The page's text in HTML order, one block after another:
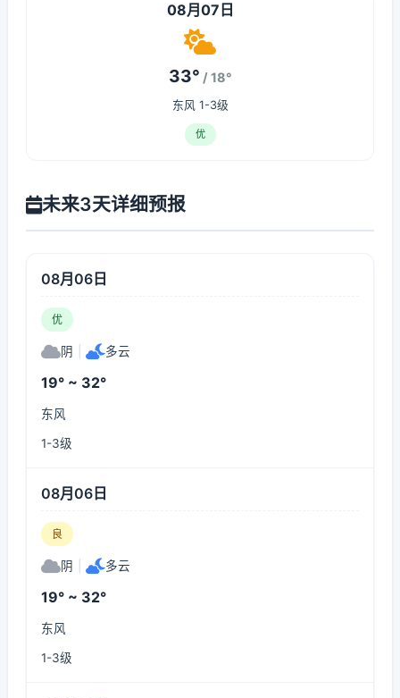
08月07日
33° / 18°
东风 1-3级
优
未来3天详细预报
08月06日
优
阴 多云
19° ~ 32°
东风
1-3级
08月06日
良
阴 多云
19° ~ 32°
东风
1-3级